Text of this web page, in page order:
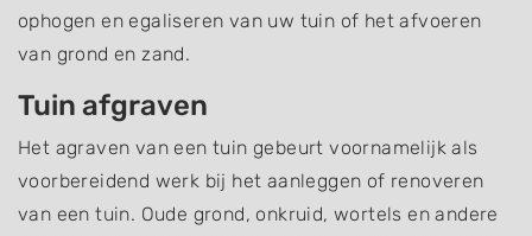
ophogen en egaliseren van uw tuin of het afvoeren
van grond en zand.
Tuin afgraven
Het agraven van een tuin gebeurt voornamelijk als
voorbereidend werk bij het aanleggen of renoveren
van een tuin. Oude grond, onkruid, wortels en andere